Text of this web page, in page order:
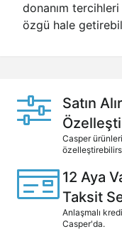
donanım tercihleri
özgü hale
Satın
Casper
12 Aya
Taksit
Anlaşmalı
Casper'da.